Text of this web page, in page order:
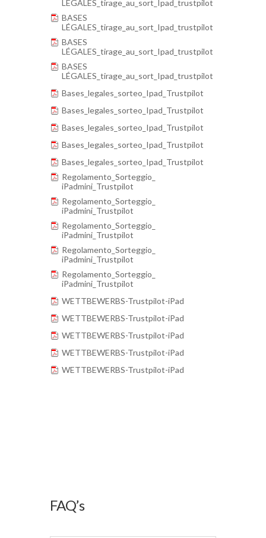
LÉGALES_tirage_au_sort_Ipad_trustpilot
BASES
LÉGALES_tirage_au_sort_Ipad_trustpilot
BASES
LÉGALES_tirage_au_sort_Ipad_trustpilot
BASES
LÉGALES_tirage_au_sort_Ipad_trustpilot
Bases_legales_sorteo_Ipad_Trustpilot
Bases_legales_sorteo_Ipad_Trustpilot
Bases_legales_sorteo_Ipad_Trustpilot
Bases_legales_sorteo_Ipad_Trustpilot
Bases_legales_sorteo_Ipad_Trustpilot
Regolamento_Sorteggio_
iPadmini_Trustpilot
Regolamento_Sorteggio_
iPadmini_Trustpilot
Regolamento_Sorteggio_
iPadmini_Trustpilot
Regolamento_Sorteggio_
iPadmini_Trustpilot
Regolamento_Sorteggio_
iPadmini_Trustpilot
WETTBEWERBS-Trustpilot-iPad
WETTBEWERBS-Trustpilot-iPad
WETTBEWERBS-Trustpilot-iPad
WETTBEWERBS-Trustpilot-iPad
WETTBEWERBS-Trustpilot-iPad
FAQ’s